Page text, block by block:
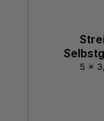
5 x